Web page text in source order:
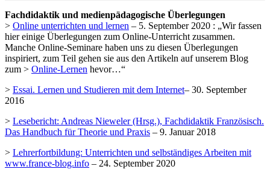
Fachdidaktik und medienpädagogische Überlegungen
> Online unterrichten und lernen – 5. September 2020 : „Wir fassen
hier einige Überlegungen zum Online-Unterricht zusammen.
Manche Online-Seminare haben uns zu diesen Überlegungen
inspiriert, zum Teil gehen sie aus den Artikeln auf unserem Blog
zum > Online-Lernen hevor…“
> Essai. Lernen und Studieren mit dem Internet– 30. September
2016
> Lesebericht: Andreas Nieweler (Hrsg.), Fachdidaktik Französisch.
Das Handbuch für Theorie und Praxis – 9. Januar 2018
> Lehrerfortbildung: Unterrichten und selbständiges Arbeiten mit
www.france-blog.info – 24. September 2020